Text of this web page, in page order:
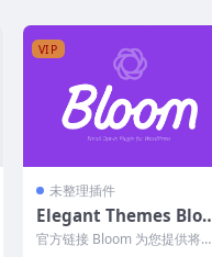
VIP
未整理插件
Elegant Themes Bloo
m Email Opt-Ins v.1.3.
官方链接 Bloom 为您提供将网